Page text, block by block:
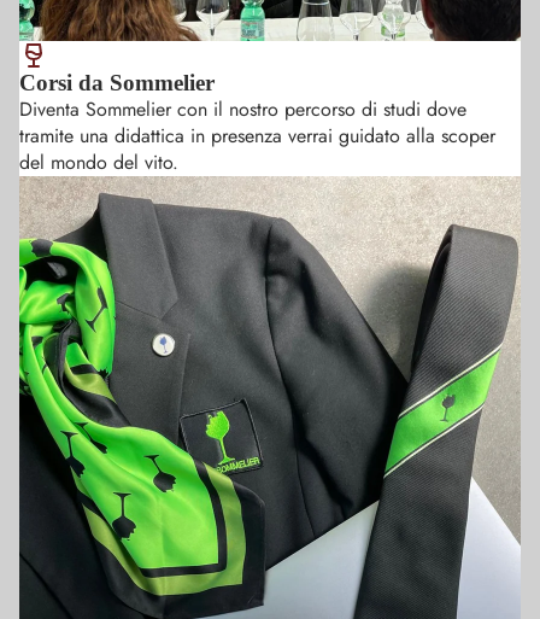
Corsi da Sommelier
Diventa Sommelier con il nostro percorso di studi dove
tramite una didattica in presenza verrai guidato alla scoper
del mondo del vito.